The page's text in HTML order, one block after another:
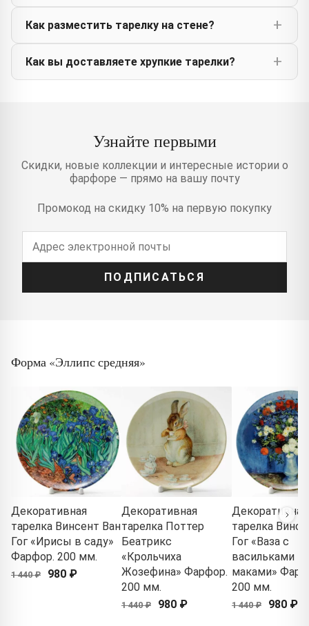
Как разместить тарелку на стене?
Как вы доставляете хрупкие тарелки?
Узнайте первыми
Скидки, новые коллекции и интересные истории о
фарфоре — прямо на вашу почту
Промокод на скидку 10% на первую покупку
ПОДПИСАТЬСЯ
Форма «Эллипс средняя»
Декоративная
тарелка Винсент Ван
Гог «Ирисы в саду»
Фарфор. 200 мм.
1 440 ₽ 980 ₽
Декоративная
тарелка Поттер
Беатрикс
«Крольчиха
Жозефина» Фарфор.
200 мм.
1 440 ₽ 980 ₽
Декоративная
тарелка
Гог «Ваза с
васильками и
маками»
200 мм.
1 440 ₽ 980 ₽